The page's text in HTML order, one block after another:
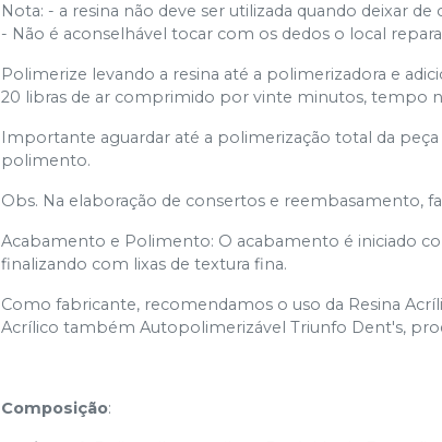
Nota: - a resina não deve ser utilizada quando deixar
- Não é aconselhável tocar com os dedos o local
Polimerize levando a resina até a polimerizadora e
20 libras de ar comprimido por vinte minutos, tempo
Importante aguardar até a polimerização total da
polimento.
Obs. Na elaboração de consertos e reembasamento,
Acabamento e Polimento: O acabamento é iniciado
finalizando com lixas de textura fina.
Como fabricante, recomendamos o uso da Resina
Acrílico também Autopolimerizável Triunfo Dent's,
Composição: